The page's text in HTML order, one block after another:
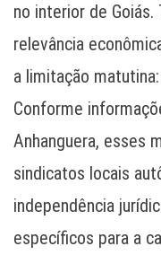
no interior de
relevância
a limitação
Conforme
Anhanguera, esses
sindicatos locais
independência
específicos para a